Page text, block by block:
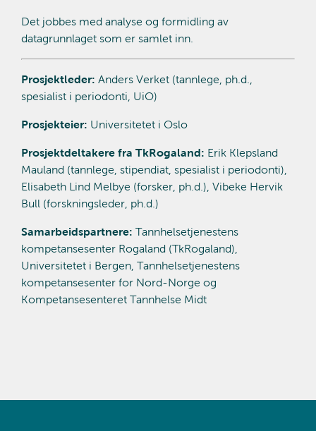
Det jobbes med analyse og formidling av
datagrunnlaget som er samlet inn.
Prosjektleder: Anders Verket (tannlege, ph.d.,
spesialist i periodonti, UiO)
Prosjekteier: Universitetet i Oslo
Prosjektdeltakere fra TkRogaland: Erik Klepsland
Mauland (tannlege, stipendiat, spesialist i periodonti),
Elisabeth Lind Melbye (forsker, ph.d.), Vibeke Hervik
Bull (forskningsleder, ph.d.)
Samarbeidspartnere: Tannhelsetjenestens
kompetansesenter Rogaland (TkRogaland),
Universitetet i Bergen, Tannhelsetjenestens
kompetansesenter for Nord-Norge og
Kompetansesenteret Tannhelse Midt